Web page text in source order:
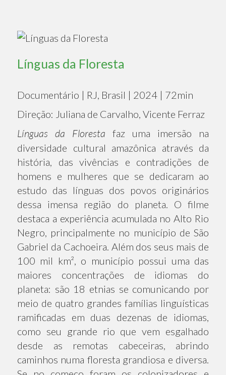
Línguas da Floresta
Documentário | RJ, Brasil | 2024 | 72min
Direção: Juliana de Carvalho, Vicente Ferraz
Línguas da Floresta faz uma imersão na
diversidade cultural amazônica através da
história, das vivências e contradições de
homens e mulheres que se dedicaram ao
estudo das línguas dos povos originários
dessa imensa região do planeta. O filme
destaca a experiência acumulada no Alto Rio
Negro, principalmente no município de São
Gabriel da Cachoeira. Além dos seus mais de
100 mil km², o município possui uma das
maiores concentrações de idiomas do
planeta: são 18 etnias se comunicando por
meio de quatro grandes famílias linguísticas
ramificadas em duas dezenas de idiomas,
como seu grande rio que vem esgalhado
desde as remotas cabeceiras, abrindo
caminhos numa floresta grandiosa e diversa.